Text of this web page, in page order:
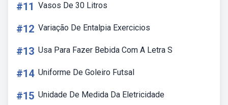
#11 Vasos De 30 Litros
#12 Variação De Entalpia Exercicios
#13 Usa Para Fazer Bebida Com A Letra S
#14 Uniforme De Goleiro Futsal
#15 Unidade De Medida Da Eletricidade